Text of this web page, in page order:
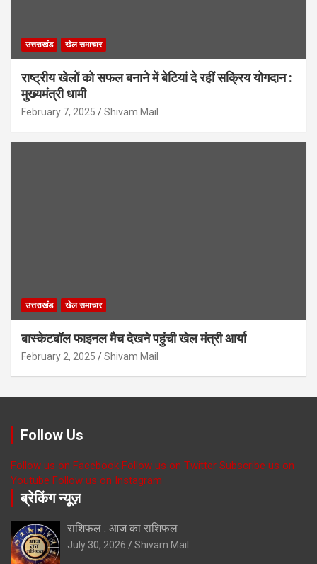
उत्तराखंड खेल समाचार
राष्ट्रीय खेलों को सफल बनाने में बेटियां दे रहीं सक्रिय योगदान :
मुख्यमंत्री धामी
February 7, 2025 Shivam Mail
उत्तराखंड खेल समाचार
बास्केटबॉल फाइनल मैच देखने पहुंची खेल मंत्री आर्या
February 2, 2025 Shivam Mail
Follow Us
Follow us on Facebook Follow us on Twitter Subscribe us on
Youtube Follow us on Instagram
ब्रेकिंग न्यूज़
राशिफल : आज का राशिफल
July 30, 2026 Shivam Mail